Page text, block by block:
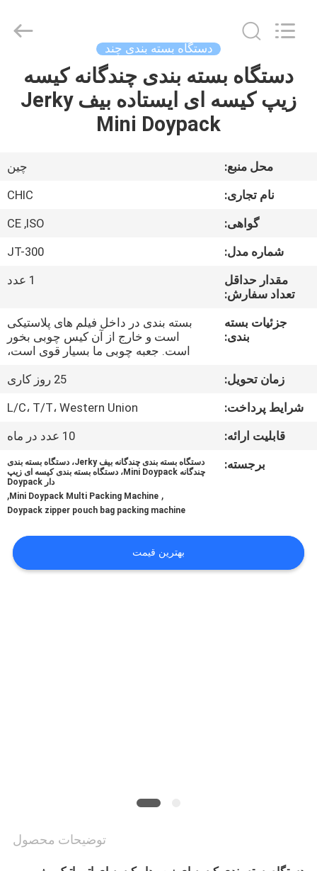
خونه
محصولات
درباره
کارخانه
کنترل
تماس
موارد
Machinery
Reserved.
دستگاه بسته بندی چند
دستگاه بسته بندی چندگانه کیسه
زیپ کیسه ای ایستاده بیف Jerky
Mini Doypack
محل منبع:
چین
نام تجاری:
CHIC
گواهی:
CE ,ISO
شماره مدل:
JT-300
مقدار حداقل
تعداد سفارش:
1 عدد
جزئیات بسته
بندی:
بسته بندی در داخل فیلم های پلاستیکی
است و خارج از آن کیس چوبی بخور
است. جعبه چوبی ما بسیار قوی است،
زمان تحویل:
25 روز کاری
شرایط پرداخت:
L/C، T/T، Western Union
قابلیت ارائه:
10 عدد در ماه
برجسته:
دستگاه بسته بندی چندگانه بیف Jerky، دستگاه بسته بندی
چندگانه Mini Doypack، دستگاه بسته بندی کیسه ای زیپ
دار Doypack
,
Mini Doypack Multi Packing Machine
,
Doypack zipper pouch bag packing machine
بهترین قیمت
توضیحات محصول